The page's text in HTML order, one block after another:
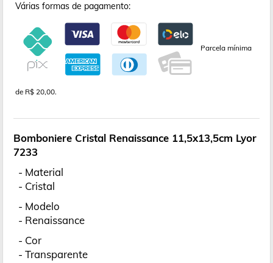
Várias formas de pagamento:
Parcela mínima
de R$ 20,00.
Bomboniere Cristal Renaissance 11,5x13,5cm Lyor
7233
- Material
- Cristal
- Modelo
- Renaissance
- Cor
- Transparente